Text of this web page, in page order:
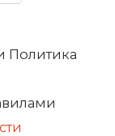
Политика